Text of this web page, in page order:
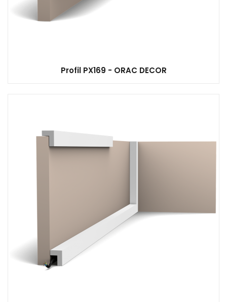
Profil PX169 - ORAC DECOR